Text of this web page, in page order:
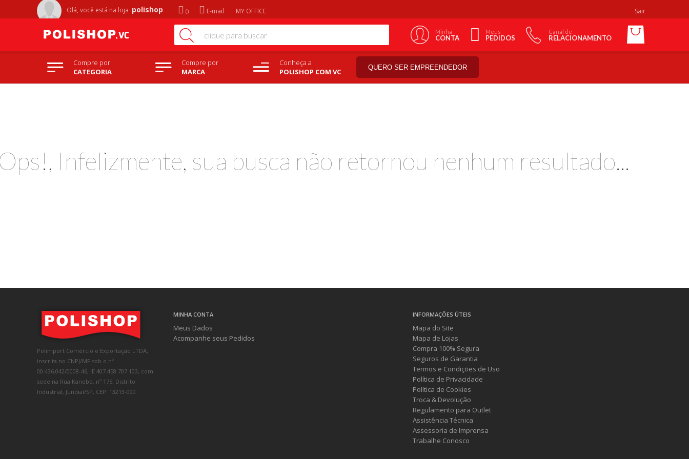
Olá, você está na loja polishop E-mail MY OFFICE Sair
Minha
CONTA
Meus
PEDIDOS
Canal de
RELACIONAMENTO
Compre por
CATEGORIA
Compre por
MARCA
Conheça a
POLISHOP COM VC
QUERO SER EMPREENDEDOR
Infelizmente, sua busca não retornou nenhum resultado...
Polimport Comércio e Exportação LTDA,
inscrita no CNPJ/MF sob o nº
00.436.042/0008-46, IE 407.458.707.103, com
sede na Rua Kanebo, nº 175, Distrito
Industrial, Jundiaí/SP, CEP: 13213-090
MINHA CONTA
Meus Dados
Acompanhe seus Pedidos
INFORMAÇÕES ÚTEIS
Mapa do Site
Mapa de Lojas
Compra 100% Segura
Seguros de Garantia
Termos e Condições de Uso
Política de Privacidade
Política de Cookies
Troca & Devolução
Regulamento para Outlet
Assistência Técnica
Assessoria de Imprensa
Trabalhe Conosco